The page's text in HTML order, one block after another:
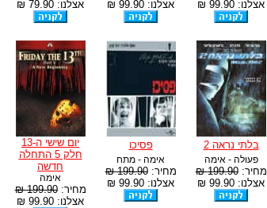
אצלנו: 99.90 ₪
אצלנו: 99.90 ₪
אצלנו: 79.90 ₪
בלתי נראה 2
פעולה - אימה
מחיר:199.90 ₪
אצלנו: 99.90 ₪
פסיכו
אימה - מתח
מחיר:199.90 ₪
אצלנו: 99.90 ₪
יום שישי ה-13
חלק 5 התחלה
חדשה
אימה
מחיר:199.90 ₪
אצלנו: 99.90 ₪